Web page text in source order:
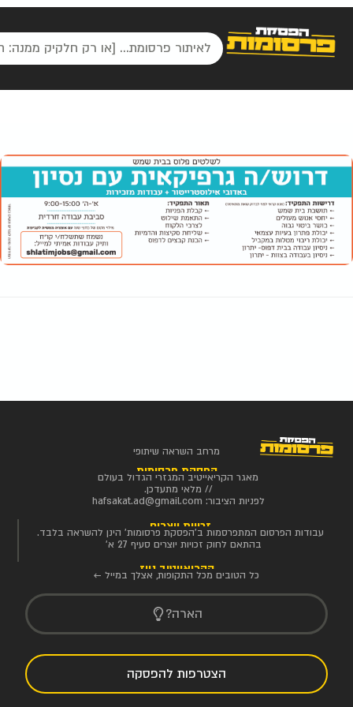
מרחב השראה שיתופי
הפסקת פרסומות
מאגר הקריאייטיב המגזרי הגדול בעולם
// מלאי מתעדכן.
לפניות הציבור: hafsakat.ad@gmail.com
זכויות יוצרים
עבודות הפרסום המתפרסמות ב'הפסקת פרסומות' הינן להשראה בלבד.
בהתאם לחוק זכויות יוצרים סעיף 27 א'
הקריאייטיב ניוז
כל הטובים מכל התקופות, אצלך במייל ←
הארה?
הצטרפות להפסקה